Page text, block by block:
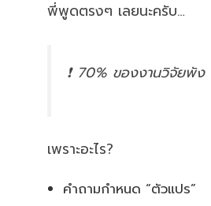
พี่พูดตรงๆ เลยนะครับ…
❗ 70% ของงานวิจัยพัง
เพราะอะไร?
คำถามกำหนด “ตัวแปร”